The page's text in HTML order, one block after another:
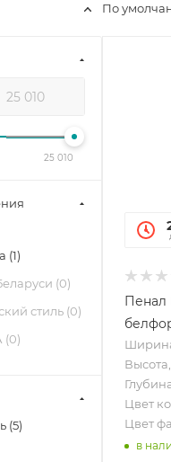
По
Пенал
Цвет
Цвет
в
25 010
(1)
(0)
стиль (0)
(0)
(5)